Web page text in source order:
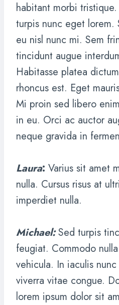
habitant morbi
turpis nunc eget
eu nisl nunc mi. Sem
tincidunt augue
Habitasse platea
rhoncus est. Eget
Mi proin sed libero
in eu. Orci ac auctor
neque gravida in
Laura: Varius sit amet
nulla. Cursus risus at
imperdiet nulla.
Michael:Sed turpis
feugiat. Commodo
vehicula. In iaculis
viverra vitae congue.
lorem ipsum dolor sit